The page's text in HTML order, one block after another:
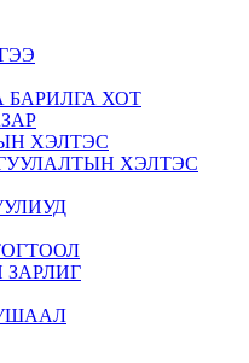
БАРИЛГА ХОТ
ХЭЛТЭС
ХЭЛТЭС